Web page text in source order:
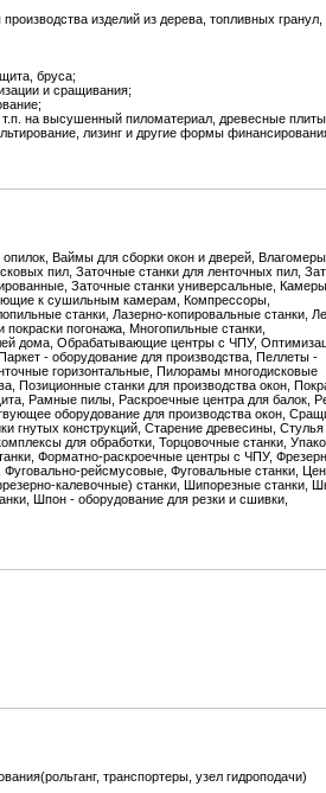
изделий из дерева, топливных гранул,
бруса;
и сращивания;
на высушенный пиломатериал, древесные плиты.
лизинг и другие формы
Ваймы для сборки окон и дверей, Влагомеры,
пил, Заточные станки для ленточных пил,
Заточные станки универсальные, Камеры
к сушильным камерам, Компрессоры,
станки, Лазерно-копировальные станки,
погонажа, Многопильные станки,
дома, Обрабатывающие центры с ЧПУ,
- оборудование для производства, Пеллеты -
горизонтальные, Пилорамы многодисковые
Позиционные станки для производства окон,
Рамные пилы, Раскроечные центра для балок,
оборудование для производства окон,
гнутых конструкций, Старение древесины,
для обработки, Торцовочные станки,
Форматно-раскроечные центры с ЧПУ,
рейсмусовые, Фуговальные станки,
калевочные) станки, Шипорезные станки,
Шпон - оборудование для резки и сшивки,
транспортеры, узел гидроподачи)